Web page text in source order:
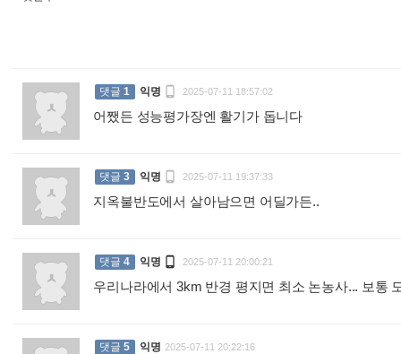
댓글 1 익명  2025-07-11 18:57:02
어쨌든 성능평가장엔 활기가 돕니다
댓글 3 익명  2025-07-11 19:37:33
지옥불반도에서 살아남으면 어딜가든..
댓글 4 익명  2025-07-11 20:00:21
우리나라에서 3km 반경 평지면 최소 논농사... 보통
댓글 5 익명 2025-07-11 20:22:16